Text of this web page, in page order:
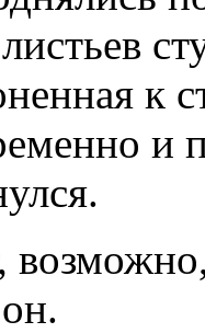
к
и